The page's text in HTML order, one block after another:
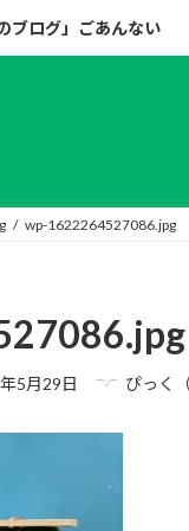
ブログ」ごあんない
wp-1622264527086.jpg
5月29日 ぴっく